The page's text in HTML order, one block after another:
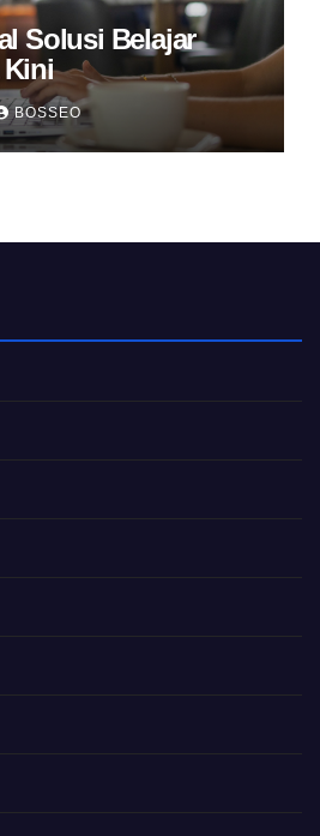
Solusi Belajar
Kini
BOSSEO